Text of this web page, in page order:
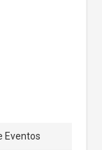
Eventos